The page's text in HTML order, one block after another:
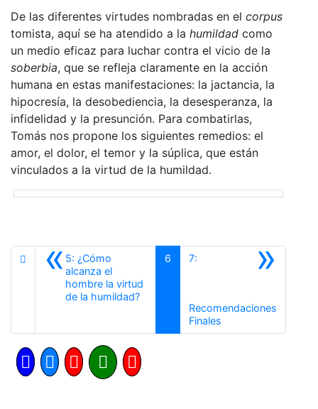
De las diferentes virtudes nombradas en el corpus
tomista, aquí se ha atendido a la humildad como
un medio eficaz para luchar contra el vicio de la
soberbia, que se refleja claramente en la acción
humana en estas manifestaciones: la jactancia, la
hipocresía, la desobediencia, la desesperanza, la
infidelidad y la presunción. Para combatirlas,
Tomás nos propone los siguientes remedios: el
amor, el dolor, el temor y la súplica, que están
vinculados a la virtud de la humildad.
«5: ¿Cómo
alcanza el
hombre la virtud
de la humildad?Anterior
6 »
7:
Recomendaciones
Finales